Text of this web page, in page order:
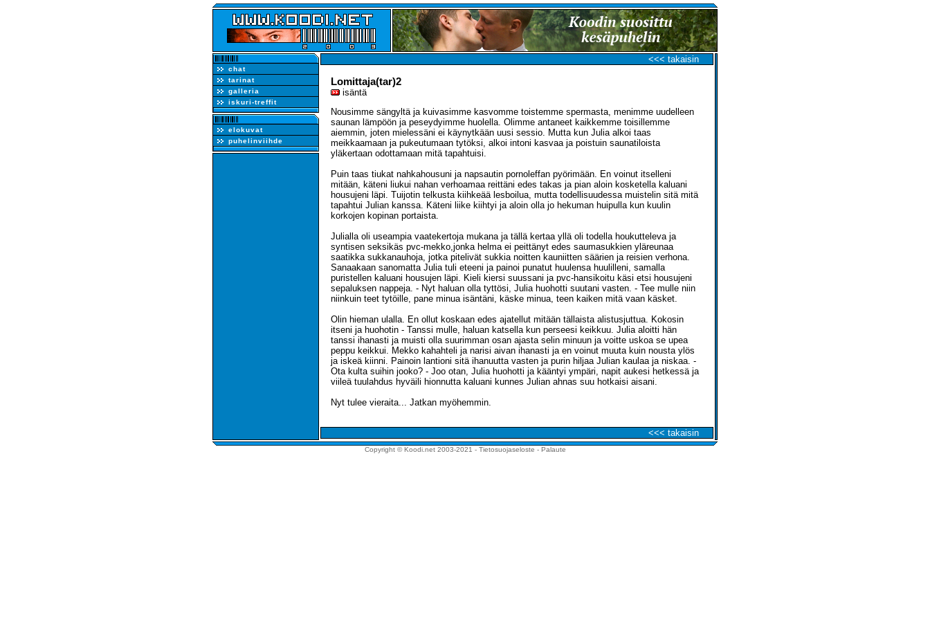
chat
tarinat
galleria
iskuri-treffit
elokuvat
puhelinviihde
<<< takaisin
Lomittaja(tar)2
isäntä
Nousimme sängyltä ja kuivasimme kasvomme toistemme spermasta, menimme uudelleen
saunan lämpöön ja peseydyimme huolella. Olimme antaneet kaikkemme toisillemme
aiemmin, joten mielessäni ei käynytkään uusi sessio. Mutta kun Julia alkoi taas
meikkaamaan ja pukeutumaan tytöksi, alkoi intoni kasvaa ja poistuin saunatiloista
yläkertaan odottamaan mitä tapahtuisi.
Puin taas tiukat nahkahousuni ja napsautin pornoleffan pyörimään. En voinut itselleni
mitään, käteni liukui nahan verhoamaa reittäni edes takas ja pian aloin kosketella kaluani
housujeni läpi. Tuijotin telkusta kiihkeää lesboilua, mutta todellisuudessa muistelin sitä mitä
tapahtui Julian kanssa. Käteni liike kiihtyi ja aloin olla jo hekuman huipulla kun kuulin
korkojen kopinan portaista.
Julialla oli useampia vaatekertoja mukana ja tällä kertaa yllä oli todella houkutteleva ja
syntisen seksikäs pvc-mekko,jonka helma ei peittänyt edes saumasukkien yläreunaa
saatikka sukkanauhoja, jotka pitelivät sukkia noitten kauniitten säärien ja reisien verhona.
Sanaakaan sanomatta Julia tuli eteeni ja painoi punatut huulensa huulilleni, samalla
puristellen kaluani housujen läpi. Kieli kiersi suussani ja pvc-hansikoitu käsi etsi housujeni
sepaluksen nappeja. - Nyt haluan olla tyttösi, Julia huohotti suutani vasten. - Tee mulle niin
niinkuin teet tytöille, pane minua isäntäni, käske minua, teen kaiken mitä vaan käsket.
Olin hieman ulalla. En ollut koskaan edes ajatellut mitään tällaista alistusjuttua. Kokosin
itseni ja huohotin - Tanssi mulle, haluan katsella kun perseesi keikkuu. Julia aloitti hän
tanssi ihanasti ja muisti olla suurimman osan ajasta selin minuun ja voitte uskoa se upea
peppu keikkui. Mekko kahahteli ja narisi aivan ihanasti ja en voinut muuta kuin nousta ylös
ja iskeä kiinni. Painoin lantioni sitä ihanuutta vasten ja purin hiljaa Julian kaulaa ja niskaa. -
Ota kulta suihin jooko? - Joo otan, Julia huohotti ja kääntyi ympäri, napit aukesi hetkessä ja
viileä tuulahdus hyväili hionnutta kaluani kunnes Julian ahnas suu hotkaisi aisani.
Nyt tulee vieraita... Jatkan myöhemmin.
<<< takaisin
Copyright © Koodi.net 2003-2021 - Tietosuojaseloste - Palaute